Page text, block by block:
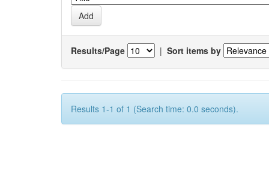
Results/Page | Sort items by
Results 1-1 of 1 (Search time: 0.0 seconds).